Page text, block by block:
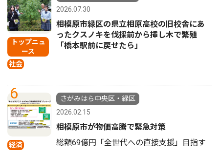
トップニュ
ース
社会
2026.07.30
相模原市緑区の県立相原高校の旧校舎にあ
ったクスノキを伐採前から挿し木で繁殖
「橋本駅前に戻せたら」
6
経済
さがみはら中央区・緑区
2026.02.15
相模原市が物価高騰で緊急対策
総額69億円「全世代への直接支援」目指す